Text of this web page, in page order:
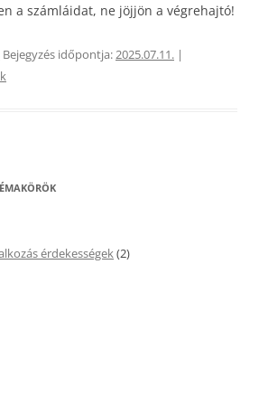
a számláidat, ne jöjjön a végrehajtó!
Bejegyzés időpontja:2025.07.11. |
érdekességek(2)